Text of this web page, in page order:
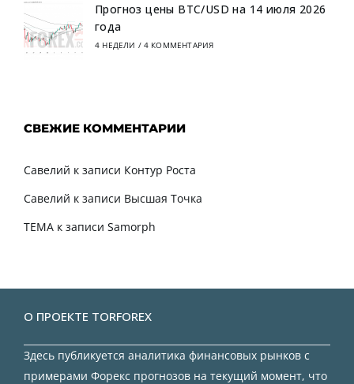
Прогноз цены BTC/USD на 14 июля 2026
года
4 НЕДЕЛИ / 4 КОММЕНТАРИЯ
СВЕЖИЕ КОММЕНТАРИИ
Савелий к записи Контур Роста
Савелий к записи Высшая Точка
TEMA к записи Samorph
О ПРОЕКТЕ TORFOREX
Здесь публикуется аналитика финансовых рынков с
примерами Форекс прогнозов на текущий момент, что